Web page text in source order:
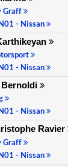
Graff
- Nissan
- Nissan
- Nissan
Ravier
Graff
- Nissan